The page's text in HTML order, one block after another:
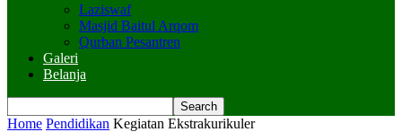
Laziswaf
Masjid Baitul Arqom
Qurban Pesantren
Galeri
Belanja
Home Pendidikan Kegiatan Ekstrakurikuler